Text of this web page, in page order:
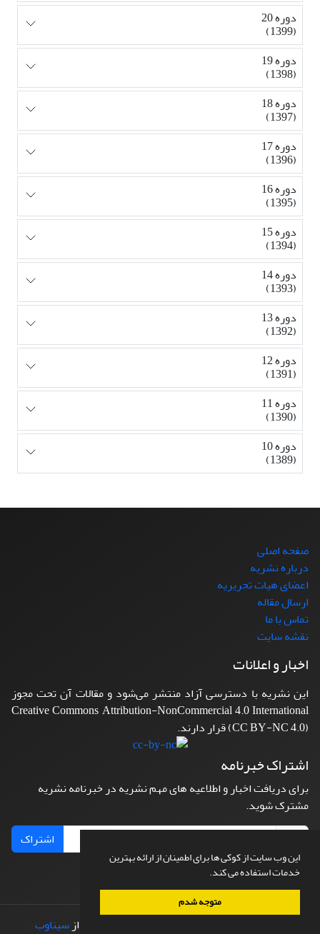
این وب سایت از کوکی ها برای اطمینان از ارائه بهترین
خدمات استفاده می کند.
متوجه شدم
دوره 20
(1399)
دوره 19
(1398)
دوره 18
(1397)
دوره 17
(1396)
دوره 16
(1395)
دوره 15
(1394)
دوره 14
(1393)
دوره 13
(1392)
دوره 12
(1391)
دوره 11
(1390)
دوره 10
(1389)
صفحه اصلی
درباره نشریه
اعضای هیات تحریریه
ارسال مقاله
تماس با ما
نقشه سایت
اخبار و اعلانات
این نشریه با دسترسی آزاد منتشر می‌شود و مقالات آن تحت مجوز
Creative Commons Attribution-NonCommercial 4.0 International
(CC BY-NC 4.0) قرار دارند.
اشتراک خبرنامه
برای دریافت اخبار و اطلاعیه های مهم نشریه در خبرنامه نشریه
مشترک شوید.
اشتراک
طراحی و پیاده سازی از سیناوب